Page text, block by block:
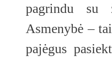
pagrindu su
Asmenybė –
pajėgus